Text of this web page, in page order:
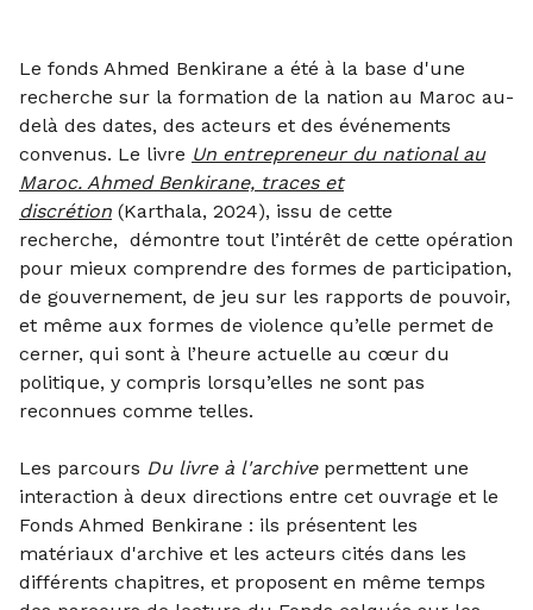
Le fonds Ahmed Benkirane a été à la base d'une
recherche sur la formation de la nation au Maroc au-
delà des dates, des acteurs et des événements
convenus. Le livre Un entrepreneur du national au
Maroc. Ahmed Benkirane, traces et
discrétion (Karthala, 2024), issu de cette
recherche, démontre tout l’intérêt de cette opération
pour mieux comprendre des formes de participation,
de gouvernement, de jeu sur les rapports de pouvoir,
et même aux formes de violence qu’elle permet de
cerner, qui sont à l’heure actuelle au cœur du
politique, y compris lorsqu’elles ne sont pas
reconnues comme telles.
Les parcours Du livre à l'archivepermettent une
interaction à deux directions entre cet ouvrage et le
Fonds Ahmed Benkirane : ils présentent les
matériaux d'archive et les acteurs cités dans les
différents chapitres, et proposent en même temps